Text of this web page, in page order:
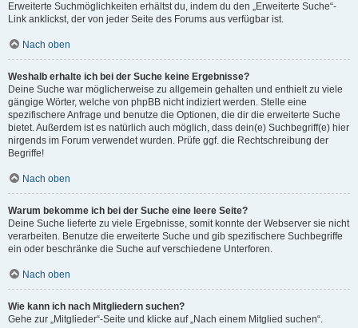
Erweiterte Suchmöglichkeiten erhältst du, indem du den „Erweiterte Suche“-
Link anklickst, der von jeder Seite des Forums aus verfügbar ist.
Nach oben
Weshalb erhalte ich bei der Suche keine Ergebnisse?
Deine Suche war möglicherweise zu allgemein gehalten und enthielt zu viele
gängige Wörter, welche von phpBB nicht indiziert werden. Stelle eine
spezifischere Anfrage und benutze die Optionen, die dir die erweiterte Suche
bietet. Außerdem ist es natürlich auch möglich, dass dein(e) Suchbegriff(e) hier
nirgends im Forum verwendet wurden. Prüfe ggf. die Rechtschreibung der
Begriffe!
Nach oben
Warum bekomme ich bei der Suche eine leere Seite?
Deine Suche lieferte zu viele Ergebnisse, somit konnte der Webserver sie nicht
verarbeiten. Benutze die erweiterte Suche und gib spezifischere Suchbegriffe
ein oder beschränke die Suche auf verschiedene Unterforen.
Nach oben
Wie kann ich nach Mitgliedern suchen?
Gehe zur „Mitglieder“-Seite und klicke auf „Nach einem Mitglied suchen“.